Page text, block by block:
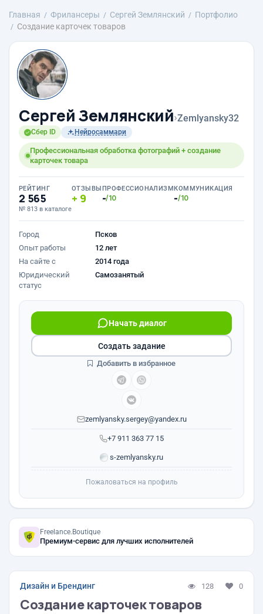
Главная Фрилансеры Сергей Землянский
Портфолио
Создание карточек товаров
Сергей Землянский›Zemlyansky32
Сбер ID Нейросаммари
Профессиональная обработка фотографий + создание
карточек товара
РЕЙТИНГ
2 565
№ 813 в каталоге
ОТЗЫВЫ
9
ПРОФЕССИОНАЛИЗМ
-/10
КОММУНИКАЦИЯ
-/10
Город
Псков
Опыт работы
12 лет
На сайте с
2014 года
Юридический
статус
Самозанятый
+7 911 363 77 15
Начать диалог
zemlyansky.sergey@yandex.ru
s-zemlyansky.ru
Создать задание
Добавить в избранное
Пожаловаться на профиль
Freelance.Boutique
Премиум-сервис для лучших исполнителей
Дизайн и Брендинг 128 0
Создание карточек товаров